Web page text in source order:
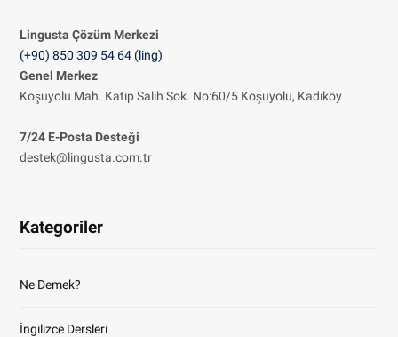
Lingusta Çözüm Merkezi
(+90) 850 309 54 64 (ling)
Genel Merkez
Koşuyolu Mah. Katip Salih Sok. No:60/5 Koşuyolu, Kadıköy
7/24 E-Posta Desteği
destek@lingusta.com.tr
Kategoriler
Ne Demek?
İngilizce Dersleri